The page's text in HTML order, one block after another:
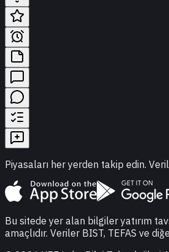
Piyasaları her yerden takip edin.
Bu sitede yer alan bilgiler yatırım
amaçlıdır. Veriler BIST, TEFAS ve